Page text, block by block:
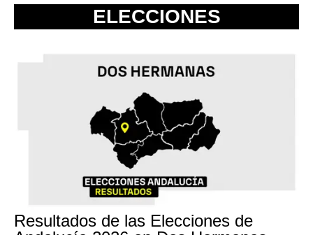
ELECCIONES
Resultados de las Elecciones de